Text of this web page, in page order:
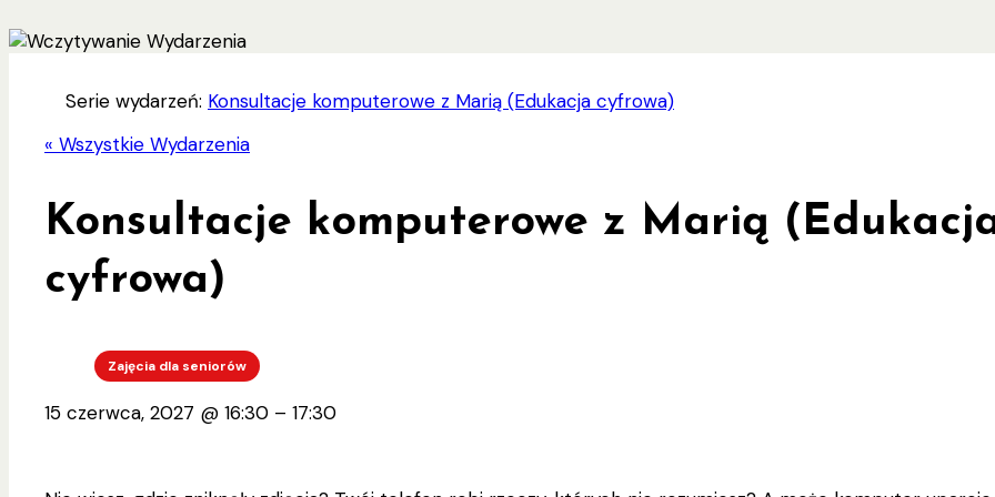
Serie wydarzeń: Konsultacje komputerowe z Marią (Edukacja cyfrowa)
« Wszystkie Wydarzenia
Konsultacje komputerowe z Marią
cyfrowa)
Zajęcia dla seniorów
15 czerwca, 2027 @ 16:30 – 17:30